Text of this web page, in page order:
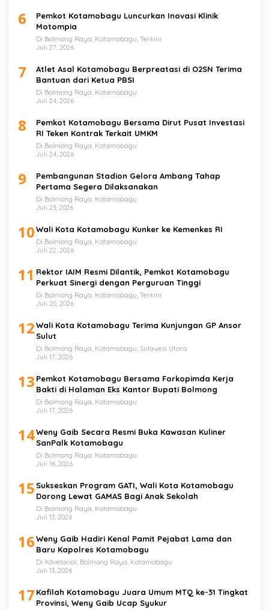
6
Pemkot Kotamobagu Luncurkan Inovasi Klinik
Motompia
Di Bolmong Raya, Kotamobagu, Terkini
Juli 27, 2026
7
Atlet Asal Kotamobagu Berpreatasi di O2SN Terima
Bantuan dari Ketua PBSI
Di Bolmong Raya, Kotamobagu
Juli 24, 2026
8
Pemkot Kotamobagu Bersama Dirut Pusat Investasi
RI Teken Kontrak Terkait UMKM
Di Bolmong Raya, Kotamobagu
Juli 24, 2026
9
Pembangunan Stadion Gelora Ambang Tahap
Pertama Segera Dilaksanakan
Di Bolmong Raya, Kotamobagu
Juli 23, 2026
10Wali Kota Kotamobagu Kunker ke Kemenkes RI
Di Bolmong Raya, Kotamobagu
Juli 22, 2026
11 Rektor IAIM Resmi Dilantik, Pemkot Kotamobagu
Perkuat Sinergi dengan Perguruan Tinggi
Di Bolmong Raya, Kotamobagu, Terkini
Juli 20, 2026
12Wali Kota Kotamobagu Terima Kunjungan GP Ansor
Sulut
Di Bolmong Raya, Kotamobagu, Sulawesi Utara
Juli 17, 2026
13 Pemkot Kotamobagu Bersama Forkopimda Kerja
Bakti di Halaman Eks Kantor Bupati Bolmong
Di Bolmong Raya, Kotamobagu
Juli 17, 2026
14Weny Gaib Secara Resmi Buka Kawasan Kuliner
SanPalk Kotamobagu
Di Bolmong Raya, Kotamobagu
Juli 16, 2026
15 Sukseskan Program GATI, Wali Kota Kotamobagu
Dorong Lewat GAMAS Bagi Anak Sekolah
Di Bolmong Raya, Kotamobagu
Juli 13, 2026
16Weny Gaib Hadiri Kenal Pamit Pejabat Lama dan
Baru Kapolres Kotamobagu
Di Advetorial, Bolmong Raya, Kotamobagu
Juli 13, 2026
17 Kafilah Kotamobagu Juara Umum MTQ ke-31 Tingkat
Provinsi, Weny Gaib Ucap Syukur